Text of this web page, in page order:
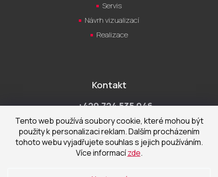
Tento web používá soubory cookie, které mohou být
použity k personalizaci reklam. Dalším procházením
tohoto webu vyjadřujete souhlas s jejich používáním.
Více informacízde.
Servis
Návrh vizualizací
Realizace
Kontakt
+420 724 535 046
Po-Pá 9:00 - 18:00 hod
obchod@cecetka.cz